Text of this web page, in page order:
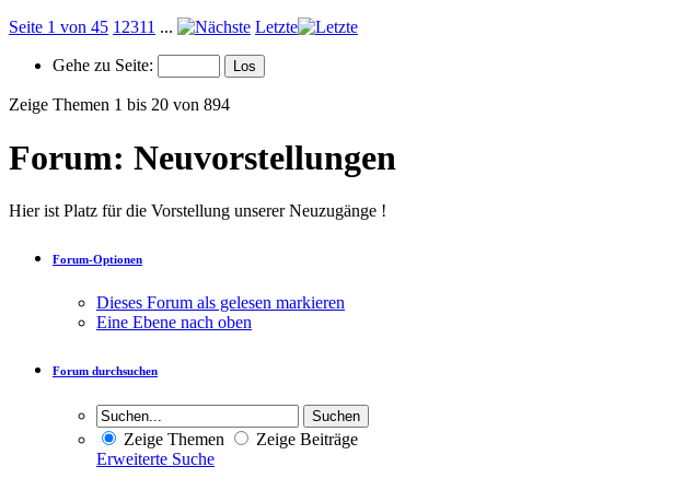
Seite 1 von 45 1 2311 ... Letzte
Gehe zu Seite:
Zeige Themen 1 bis 20 von 894
Forum: Neuvorstellungen
Hier ist Platz für die Vorstellung unserer Neuzugänge !
Forum-Optionen
Dieses Forum als gelesen markieren
Eine Ebene nach oben
Forum durchsuchen
Zeige Themen
Zeige Beiträge
Erweiterte Suche